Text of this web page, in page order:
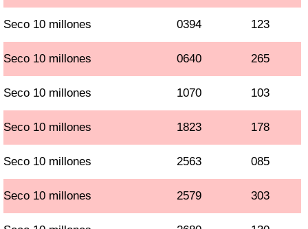
Seco 10 millones 0394 123
Seco 10 millones 0640 265
Seco 10 millones 1070 103
Seco 10 millones 1823 178
Seco 10 millones 2563 085
Seco 10 millones 2579 303